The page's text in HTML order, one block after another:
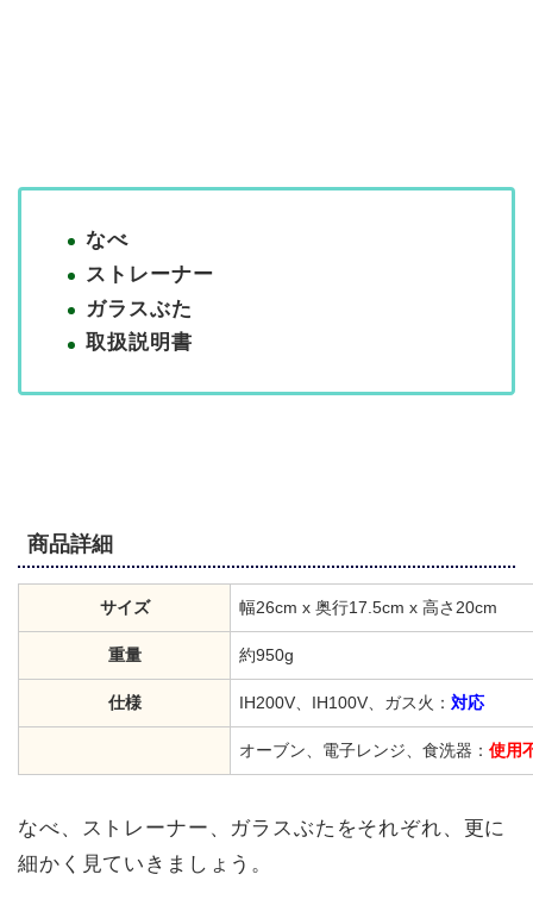
なべ
ストレーナー
ガラスぶた
取扱説明書
商品詳細
サイズ 幅26cm x 奥行17.5cm x 高さ20cm
重量 約950g
仕様 IH200V、IH100V、ガス火： 対応
オーブン、電子レンジ、食洗器： 使用
なべ、ストレーナー、ガラスぶたをそれぞれ、更に
細かく見ていきましょう。